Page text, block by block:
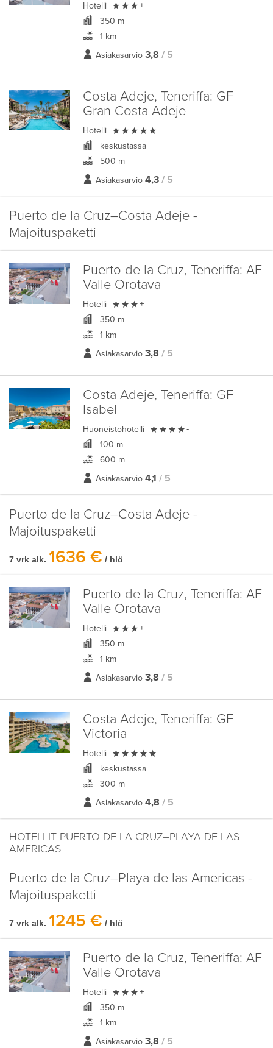
Hotelli  +
350 m
1 km
Asiakasarvio 3,8 / 5
Costa Adeje, Teneriffa: GF
Gran Costa Adeje
Hotelli 
keskustassa
500 m
Asiakasarvio 4,3 / 5
Puerto de la Cruz–Costa Adeje -
Majoituspaketti
Puerto de la Cruz, Teneriffa: AF
Valle Orotava
Hotelli  +
350 m
1 km
Asiakasarvio 3,8 / 5
Costa Adeje, Teneriffa: GF
Isabel
Huoneistohotelli  -
100 m
600 m
Asiakasarvio 4,1 / 5
Puerto de la Cruz–Costa Adeje -
Majoituspaketti
7 vrk alk. 1636 € / hlö
Puerto de la Cruz, Teneriffa: AF
Valle Orotava
Hotelli  +
350 m
1 km
Asiakasarvio 3,8 / 5
Costa Adeje, Teneriffa: GF
Victoria
Hotelli 
keskustassa
300 m
Asiakasarvio 4,8 / 5
HOTELLIT PUERTO DE LA CRUZ–PLAYA DE LAS
AMERICAS
Puerto de la Cruz–Playa de las Americas -
Majoituspaketti
7 vrk alk. 1245 € / hlö
Puerto de la Cruz, Teneriffa: AF
Valle Orotava
Hotelli  +
350 m
1 km
Asiakasarvio 3,8 / 5